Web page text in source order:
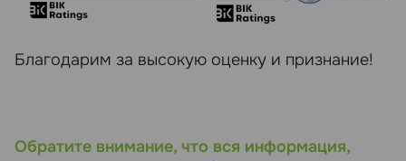
Благодарим за высокую оценку и признание!
Обратите внимание, что вся информация,